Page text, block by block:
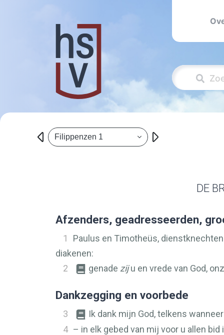
Filippenzen 1
DE
Afzenders, geadresseerden,
1
Paulus en Timotheüs,
diakenen:
2
genade ziju en vrede van God,
Dankzegging en voorbede
3
Ik dank mijn God, telkens
4 – in elk gebed van mij voor u allen